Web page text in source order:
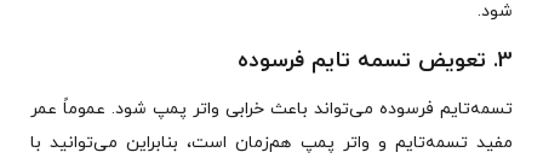
شود.
3. تعویض تسمه تایم فرسوده
تسمه‌تایم فرسوده می‌تواند باعث خرابی واتر پمپ شود. عموماً عمر
مفید تسمه‌تایم و واتر پمپ هم‌زمان است، بنابراین می‌توانید با